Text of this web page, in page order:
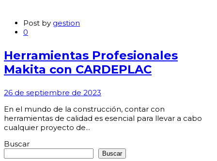
Post by gestion
0
Herramientas Profesionales
Makita con CARDEPLAC
26 de septiembre de 2023
En el mundo de la construcción, contar con
herramientas de calidad es esencial para llevar a cabo
cualquier proyecto de...
Buscar
Buscar